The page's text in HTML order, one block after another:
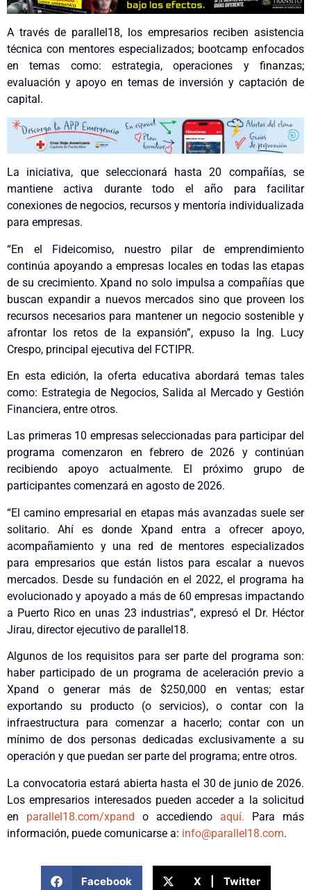
A través de parallel18, los empresarios reciben asistencia
técnica con mentores especializados; bootcamp enfocados
en temas como: estrategia, operaciones y finanzas;
evaluación y apoyo en temas de inversión y captación de
capital.
La iniciativa, que seleccionará hasta 20 compañías, se
mantiene activa durante todo el año para facilitar
conexiones de negocios, recursos y mentoría individualizada
para empresas.
“En el Fideicomiso, nuestro pilar de emprendimiento
continúa apoyando a empresas locales en todas las etapas
de su crecimiento. Xpand no solo impulsa a compañías que
buscan expandir a nuevos mercados sino que proveen los
recursos necesarios para mantener un negocio sostenible y
afrontar los retos de la expansión”, expuso la Ing. Lucy
Crespo, principal ejecutiva del FCTIPR.
En esta edición, la oferta educativa abordará temas tales
como: Estrategia de Negocios, Salida al Mercado y Gestión
Financiera, entre otros.
Las primeras 10 empresas seleccionadas para participar del
programa comenzaron en febrero de 2026 y continúan
recibiendo apoyo actualmente. El próximo grupo de
participantes comenzará en agosto de 2026.
“El camino empresarial en etapas más avanzadas suele ser
solitario. Ahí es donde Xpand entra a ofrecer apoyo,
acompañamiento y una red de mentores especializados
para empresarios que están listos para escalar a nuevos
mercados. Desde su fundación en el 2022, el programa ha
evolucionado y apoyado a más de 60 empresas impactando
a Puerto Rico en unas 23 industrias”, expresó el Dr. Héctor
Jirau, director ejecutivo de parallel18.
Algunos de los requisitos para ser parte del programa son:
haber participado de un programa de aceleración previo a
Xpand o generar más de $250,000 en ventas; estar
exportando su producto (o servicios), o contar con la
infraestructura para comenzar a hacerlo; contar con un
mínimo de dos personas dedicadas exclusivamente a su
operación y que puedan ser parte del programa; entre otros.
La convocatoria estará abierta hasta el 30 de junio de 2026.
Los empresarios interesados pueden acceder a la solicitud
en parallel18.com/xpand o accediendo aquí. Para más
información, puede comunicarse a: info@parallel18.com.
Facebook X | Twitter